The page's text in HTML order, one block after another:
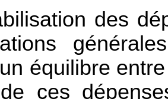
des
équilibre
ces